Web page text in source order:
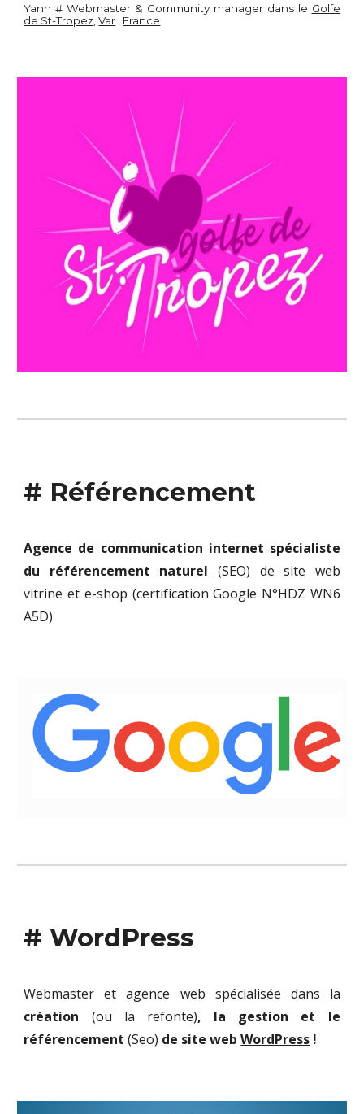
Yann # Webmaster & Community manager dans le Golfe
de St-Tropez ,Var France
# Référencement
Agence de communication internet spécialiste
du référencement naturel (SEO) de site web
vitrine et e-shop (certification Google N°HDZ WN6
A5D)
# WordPress
Webmaster et agence web spécialisée dans la
création (ou la refonte), la gestion et le
référencement (Seo) de site webWordPress !